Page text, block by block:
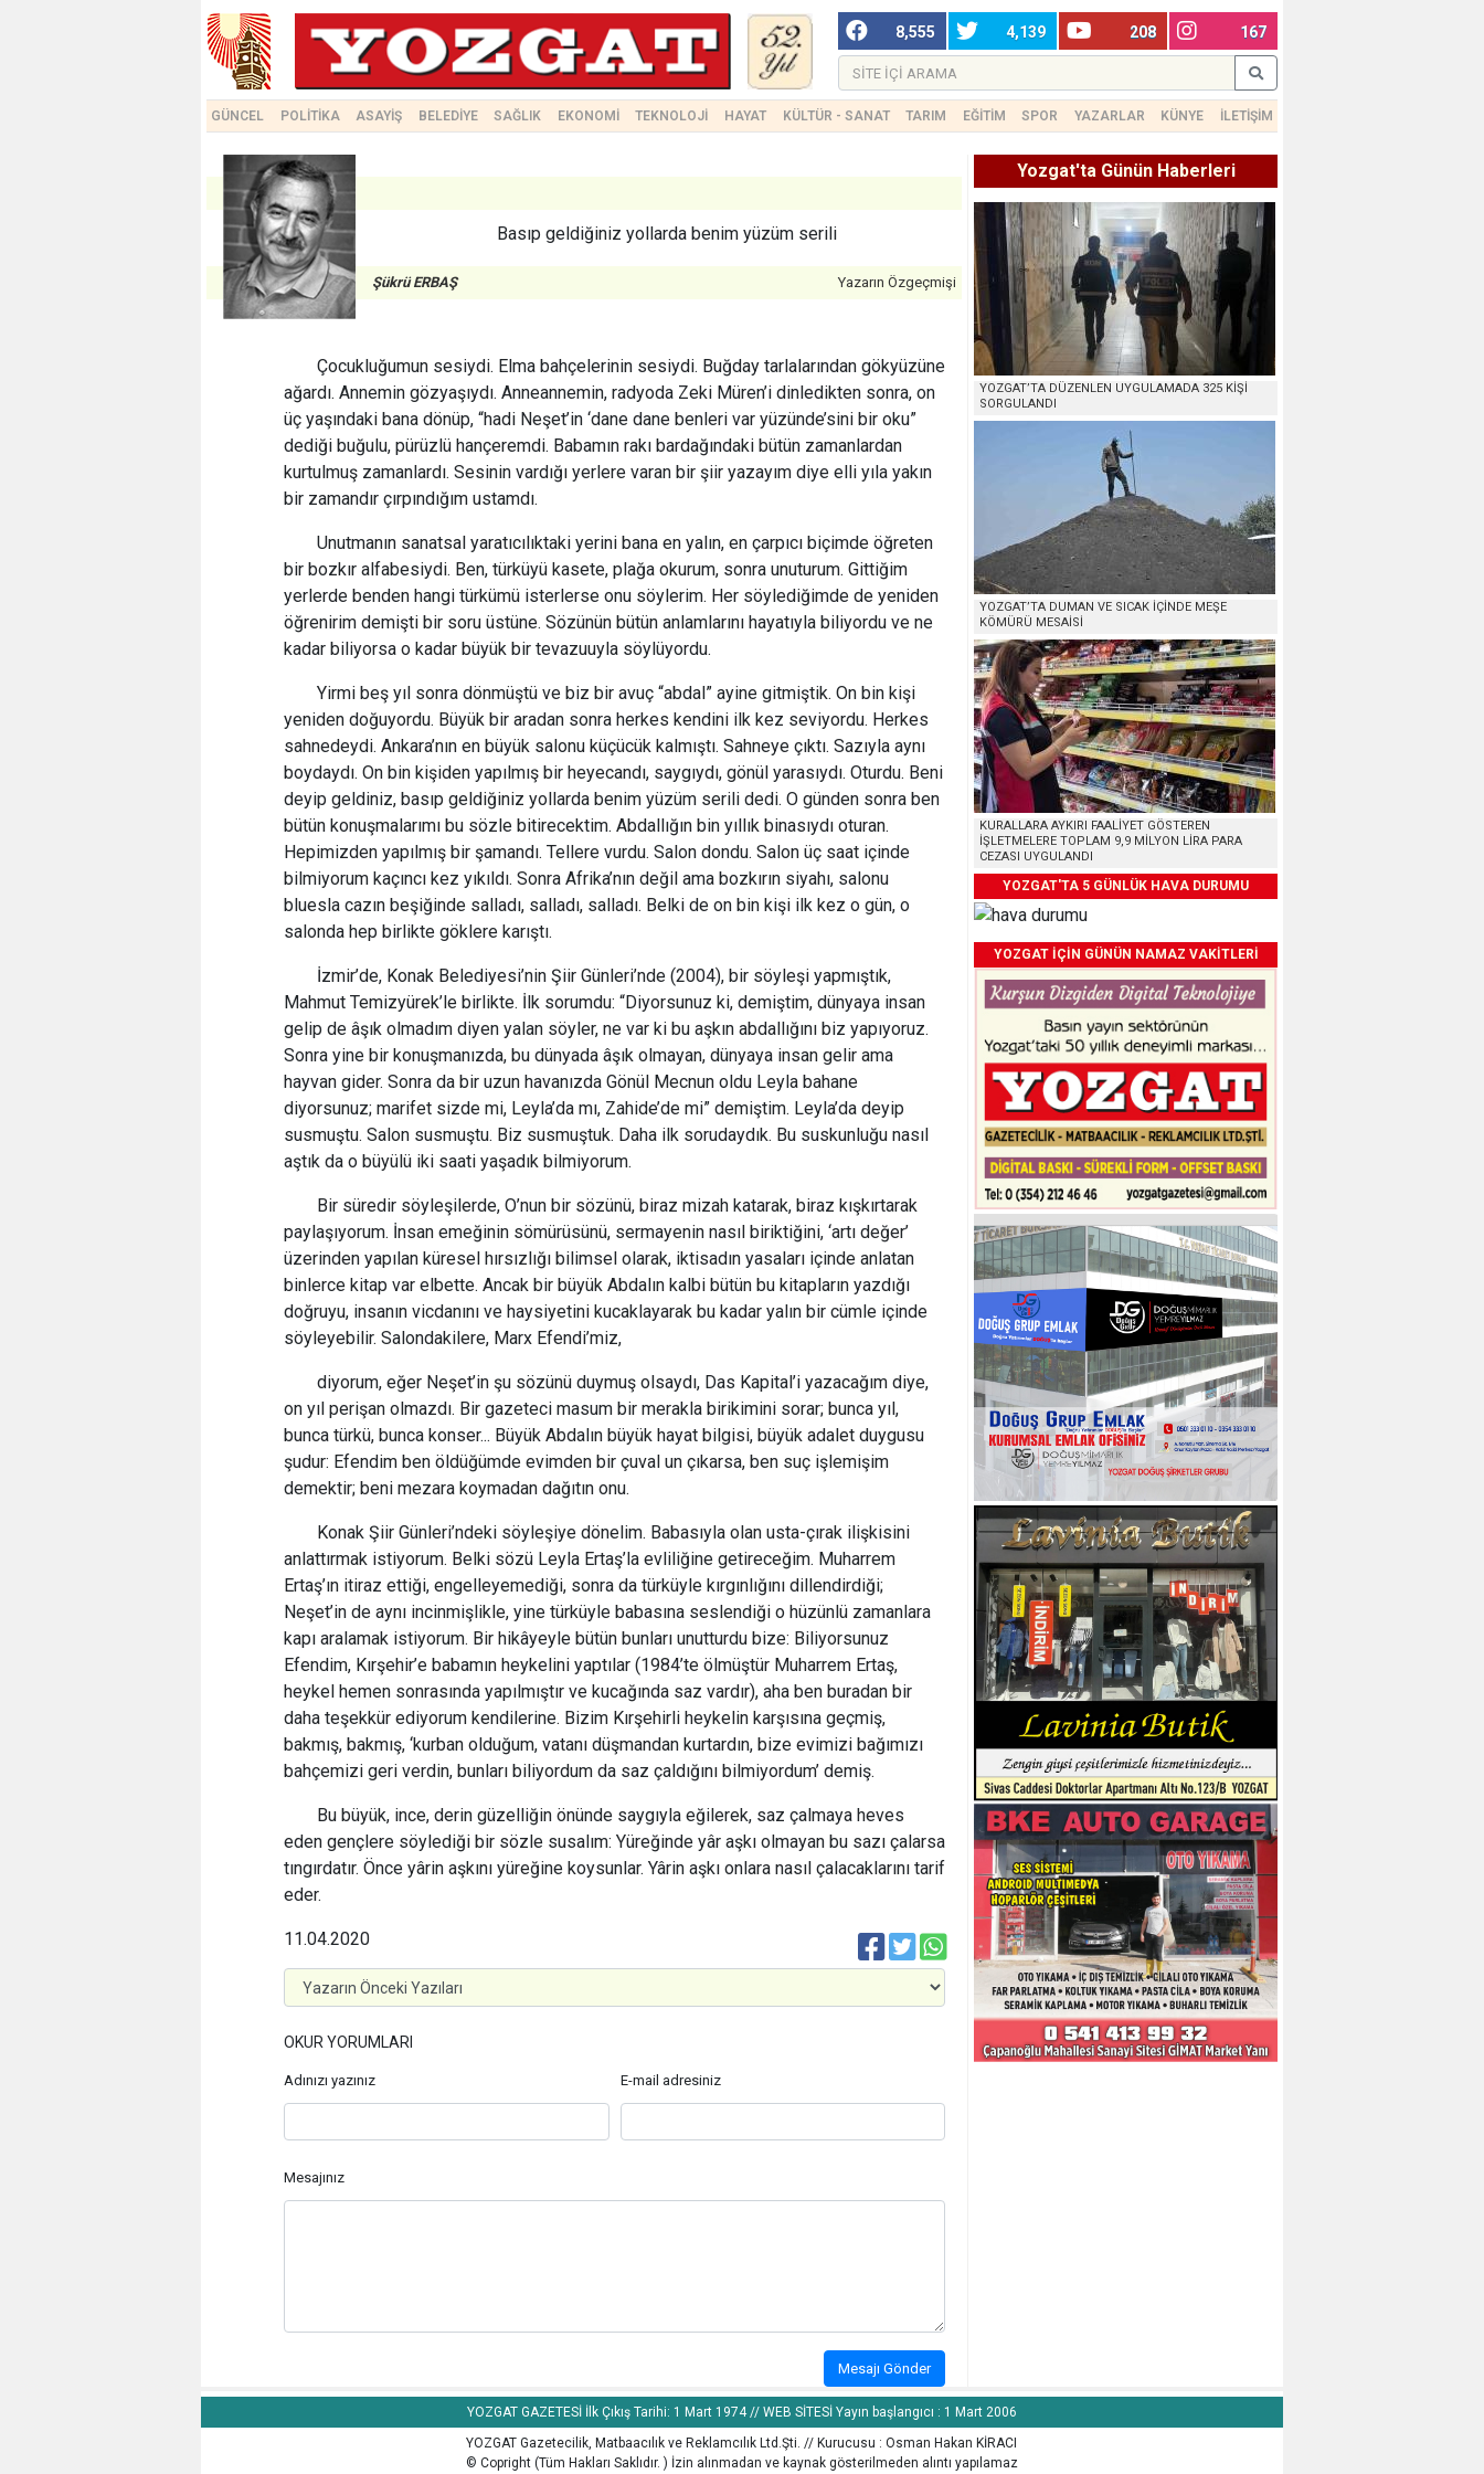
8,555 4,139 208 167
GÜNCEL POLİTİKA ASAYİŞ BELEDİYE SAĞLIK EKONOMİ TEKNOLOJİ HAYAT KÜLTÜR - SANAT TARIM EĞİTİM SPOR YAZARLAR KÜNYE İLETİŞİM
Basıp geldiğiniz yollarda benim yüzüm serili
Şükrü ERBAŞ Yazarın Özgeçmişi
Çocukluğumun sesiydi. Elma bahçelerinin sesiydi. Buğday tarlalarından gökyüzüne
ağardı. Annemin gözyaşıydı. Anneannemin, radyoda Zeki Müren’i dinledikten sonra, on
üç yaşındaki bana dönüp, “hadi Neşet’in ‘dane dane benleri var yüzünde’sini bir oku”
dediği buğulu, pürüzlü hançeremdi. Babamın rakı bardağındaki bütün zamanlardan
kurtulmuş zamanlardı. Sesinin vardığı yerlere varan bir şiir yazayım diye elli yıla yakın
bir zamandır çırpındığım ustamdı.
Unutmanın sanatsal yaratıcılıktaki yerini bana en yalın, en çarpıcı biçimde öğreten
bir bozkır alfabesiydi. Ben, türküyü kasete, plağa okurum, sonra unuturum. Gittiğim
yerlerde benden hangi türkümü isterlerse onu söylerim. Her söylediğimde de yeniden
öğrenirim demişti bir soru üstüne. Sözünün bütün anlamlarını hayatıyla biliyordu ve ne
kadar biliyorsa o kadar büyük bir tevazuuyla söylüyordu.
Yirmi beş yıl sonra dönmüştü ve biz bir avuç “abdal” ayine gitmiştik. On bin kişi
yeniden doğuyordu. Büyük bir aradan sonra herkes kendini ilk kez seviyordu. Herkes
sahnedeydi. Ankara’nın en büyük salonu küçücük kalmıştı. Sahneye çıktı. Sazıyla aynı
boydaydı. On bin kişiden yapılmış bir heyecandı, saygıydı, gönül yarasıydı. Oturdu. Beni
deyip geldiniz, basıp geldiğiniz yollarda benim yüzüm serili dedi. O günden sonra ben
bütün konuşmalarımı bu sözle bitirecektim. Abdallığın bin yıllık binasıydı oturan.
Hepimizden yapılmış bir şamandı. Tellere vurdu. Salon dondu. Salon üç saat içinde
bilmiyorum kaçıncı kez yıkıldı. Sonra Afrika’nın değil ama bozkırın siyahı, salonu
bluesla cazın beşiğinde salladı, salladı, salladı. Belki de on bin kişi ilk kez o gün, o
salonda hep birlikte göklere karıştı.
İzmir’de, Konak Belediyesi’nin Şiir Günleri’nde (2004), bir söyleşi yapmıştık,
Mahmut Temizyürek’le birlikte. İlk sorumdu: “Diyorsunuz ki, demiştim, dünyaya insan
gelip de âşık olmadım diyen yalan söyler, ne var ki bu aşkın abdallığını biz yapıyoruz.
Sonra yine bir konuşmanızda, bu dünyada âşık olmayan, dünyaya insan gelir ama
hayvan gider. Sonra da bir uzun havanızda Gönül Mecnun oldu Leyla bahane
diyorsunuz; marifet sizde mi, Leyla’da mı, Zahide’de mi” demiştim. Leyla’da deyip
susmuştu. Salon susmuştu. Biz susmuştuk. Daha ilk sorudaydık. Bu suskunluğu nasıl
aştık da o büyülü iki saati yaşadık bilmiyorum.
Bir süredir söyleşilerde, O’nun bir sözünü, biraz mizah katarak, biraz kışkırtarak
paylaşıyorum. İnsan emeğinin sömürüsünü, sermayenin nasıl biriktiğini, ‘artı değer’
üzerinden yapılan küresel hırsızlığı bilimsel olarak, iktisadın yasaları içinde anlatan
binlerce kitap var elbette. Ancak bir büyük Abdalın kalbi bütün bu kitapların yazdığı
doğruyu, insanın vicdanını ve haysiyetini kucaklayarak bu kadar yalın bir cümle içinde
söyleyebilir. Salondakilere, Marx Efendi’miz,
diyorum, eğer Neşet’in şu sözünü duymuş olsaydı, Das Kapital’i yazacağım diye,
on yıl perişan olmazdı. Bir gazeteci masum bir merakla birikimini sorar; bunca yıl,
bunca türkü, bunca konser... Büyük Abdalın büyük hayat bilgisi, büyük adalet duygusu
şudur: Efendim ben öldüğümde evimden bir çuval un çıkarsa, ben suç işlemişim
demektir; beni mezara koymadan dağıtın onu.
Konak Şiir Günleri’ndeki söyleşiye dönelim. Babasıyla olan usta-çırak ilişkisini
anlattırmak istiyorum. Belki sözü Leyla Ertaş’la evliliğine getireceğim. Muharrem
Ertaş’ın itiraz ettiği, engelleyemediği, sonra da türküyle kırgınlığını dillendirdiği;
Neşet’in de aynı incinmişlikle, yine türküyle babasına seslendiği o hüzünlü zamanlara
kapı aralamak istiyorum. Bir hikâyeyle bütün bunları unutturdu bize: Biliyorsunuz
Efendim, Kırşehir’e babamın heykelini yaptılar (1984’te ölmüştür Muharrem Ertaş,
heykel hemen sonrasında yapılmıştır ve kucağında saz vardır), aha ben buradan bir
daha teşekkür ediyorum kendilerine. Bizim Kırşehirli heykelin karşısına geçmiş,
bakmış, bakmış, ‘kurban olduğum, vatanı düşmandan kurtardın, bize evimizi bağımızı
bahçemizi geri verdin, bunları biliyordum da saz çaldığını bilmiyordum’ demiş.
Bu büyük, ince, derin güzelliğin önünde saygıyla eğilerek, saz çalmaya heves
eden gençlere söylediği bir sözle susalım: Yüreğinde yâr aşkı olmayan bu sazı çalarsa
tıngırdatır. Önce yârin aşkını yüreğine koysunlar. Yârin aşkı onlara nasıl çalacaklarını tarif
eder.
11.04.2020
OKUR YORUMLARI
Adınızı yazınız E-mail adresiniz
Mesajınız
Mesajı Gönder
Yozgat'ta Günün Haberleri
YOZGAT’TA DÜZENLEN UYGULAMADA 325 KİŞİ
SORGULANDI
YOZGAT’TA DUMAN VE SICAK İÇİNDE MEŞE
KÖMÜRÜ MESAİSİ
KURALLARA AYKIRI FAALİYET GÖSTEREN
İŞLETMELERE TOPLAM 9,9 MİLYON LİRA PARA
CEZASI UYGULANDI
YOZGAT'TA 5 GÜNLÜK HAVA DURUMU
YOZGAT İÇİN GÜNÜN NAMAZ VAKİTLERİ
YOZGAT GAZETESİ İlk Çıkış Tarihi: 1 Mart 1974 // WEB SİTESİ Yayın başlangıcı : 1 Mart 2006
YOZGAT Gazetecilik, Matbaacılık ve Reklamcılık Ltd.Şti. // Kurucusu : Osman Hakan KİRACI
© Copright (Tüm Hakları Saklıdır. ) İzin alınmadan ve kaynak gösterilmeden alıntı yapılamaz